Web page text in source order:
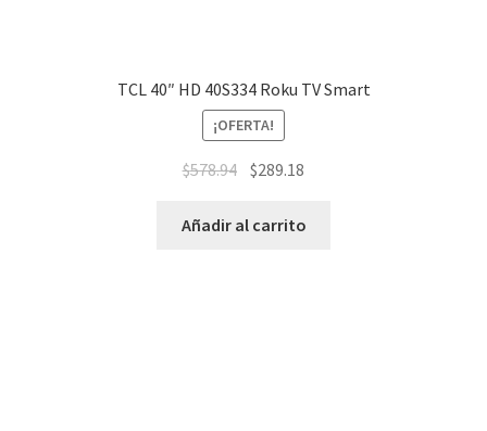
TCL 40″ HD 40S334 Roku TV Smart
¡OFERTA!
$578.94 $289.18
Añadir al carrito